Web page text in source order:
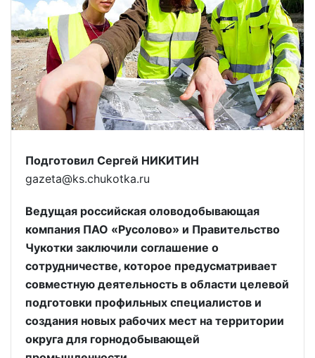
Подготовил Сергей НИКИТИН
gazeta@ks.chukotka.ru
Ведущая российская оловодобывающая
компания ПАО «Русолово» и Правительство
Чукотки заключили соглашение о
сотрудничестве, которое предусматривает
совместную деятельность в области целевой
подготовки профильных специалистов и
создания новых рабочих мест на территории
округа для горнодобывающей